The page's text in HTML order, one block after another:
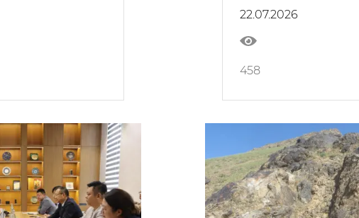
22.07.2026
458